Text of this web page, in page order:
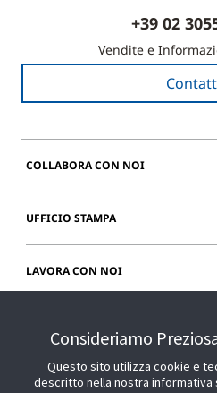
+39 02
Vendite e
COLLABORA CON NOI
UFFICIO STAMPA
LAVORA CON NOI
Consideriamo
Questo sito utilizza cookie e
descritto nella nostra informativa